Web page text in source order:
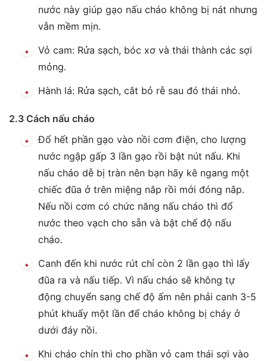
nước này giúp gạo nấu cháo không bị nát nhưng
vẫn mềm mịn.
Vỏ cam: Rửa sạch, bóc xơ và thái thành các sợi
mỏng.
Hành lá: Rửa sạch, cắt bỏ rễ sau đó thái nhỏ.
2.3 Cách nấu cháo
Đổ hết phần gạo vào nồi cơm điện, cho lượng
nước ngập gấp 3 lần gạo rồi bật nút nấu. Khi
nấu cháo dễ bị tràn nên bạn hãy kê ngang một
chiếc đũa ở trên miệng nắp rồi mới đóng nắp.
Nếu nồi cơm có chức năng nấu cháo thì đổ
nước theo vạch cho sẵn và bật chế độ nấu
cháo.
Canh đến khi nước rút chỉ còn 2 lần gạo thì lấy
đũa ra và nấu tiếp. Vì nấu cháo sẽ không tự
động chuyển sang chế độ ấm nên phải canh 3-5
phút khuấy một lần để cháo không bị cháy ở
dưới đáy nồi.
Khi cháo chín thì cho phần vỏ cam thái sợi vào